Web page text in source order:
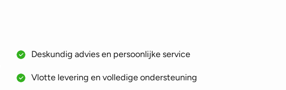
Deskundig advies en persoonlijke service
Vlotte levering en volledige ondersteuning